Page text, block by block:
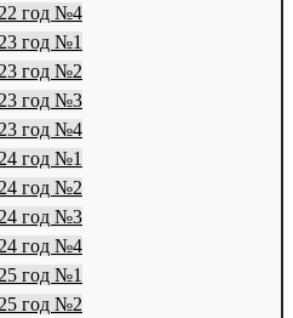
год №4
год №1
год №2
год №3
год №4
год №1
год №2
год №3
год №4
год №1
год №2